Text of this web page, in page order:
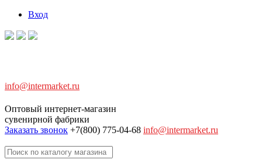
Вход
info@intermarket.ru
Оптовый интернет-магазин
сувенирной фабрики
Заказать звонок +7(800) 775-04-68 info@intermarket.ru